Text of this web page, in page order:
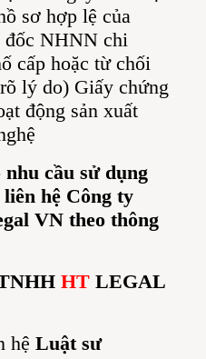
sơ hợp lệ của
đốc NHNN chi
cấp hoặc từ chối
lý do) Giấy chứng
động sản xuất
cầu sử dụng
hệ Công ty
VN theo thông
HT LEGAL
hệ Luật sư